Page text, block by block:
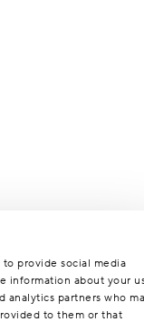
to provide social media
information about your
analytics partners who
to them or that